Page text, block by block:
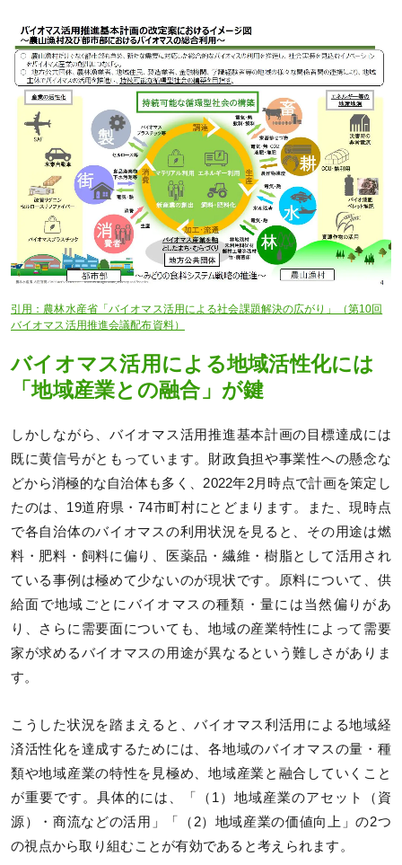
引用：農林水産省「バイオマス活用による社会課題解決の広がり」（第10回
バイオマス活用推進会議配布資料）
バイオマス活用による地域活性化には
「地域産業との融合」が鍵
しかしながら、バイオマス活用推進基本計画の目標達成には
既に黄信号がともっています。財政負担や事業性への懸念な
どから消極的な自治体も多く、2022年2月時点で計画を策定し
たのは、19道府県・74市町村にとどまります。また、現時点
で各自治体のバイオマスの利用状況を見ると、その用途は燃
料・肥料・飼料に偏り、医薬品・繊維・樹脂として活用され
ている事例は極めて少ないのが現状です。原料について、供
給面で地域ごとにバイオマスの種類・量には当然偏りがあ
り、さらに需要面についても、地域の産業特性によって需要
家が求めるバイオマスの用途が異なるという難しさがありま
す。
こうした状況を踏まえると、バイオマス利活用による地域経
済活性化を達成するためには、各地域のバイオマスの量・種
類や地域産業の特性を見極め、地域産業と融合していくこと
が重要です。具体的には、「（1）地域産業のアセット（資
源）・商流などの活用」「（2）地域産業の価値向上」の2つ
の視点から取り組むことが有効であると考えられます。